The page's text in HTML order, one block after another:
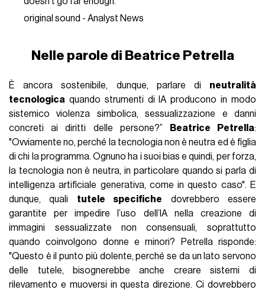
original sound - Analyst News
Nelle parole di Beatrice Petrella
È ancora sostenibile, dunque, parlare di neutralità
tecnologica quando strumenti di IA producono in modo
sistemico violenza simbolica, sessualizzazione e danni
concreti ai diritti delle persone?”
Beatrice Petrella:
"Ovviamente no, perché la tecnologia non è neutra ed è figlia
di chi la programma. Ognuno ha i suoi bias e quindi, per forza,
la tecnologia non è neutra, in particolare quando si parla di
intelligenza artificiale generativa, come in questo caso". E
dunque, quali tutele specifiche dovrebbero essere
garantite per impedire l’uso dell’IA nella creazione di
immagini sessualizzate non consensuali, soprattutto
quando coinvolgono donne e minori? Petrella risponde:
"Questo è il punto più dolente, perché se da un lato servono
delle tutele, bisognerebbe anche creare sistemi di
rilevamento e muoversi in questa direzione. Ci dovrebbero